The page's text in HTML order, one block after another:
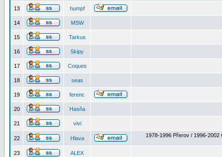
13 humpf
14 MSW
15 Tarkus
16 Skipy
17 Coques
18 seas
19 ferenc
20 Hasňa
21 vivi
22 Hlava 1978-1996 Přerov / 1996-2002
23 ALEX